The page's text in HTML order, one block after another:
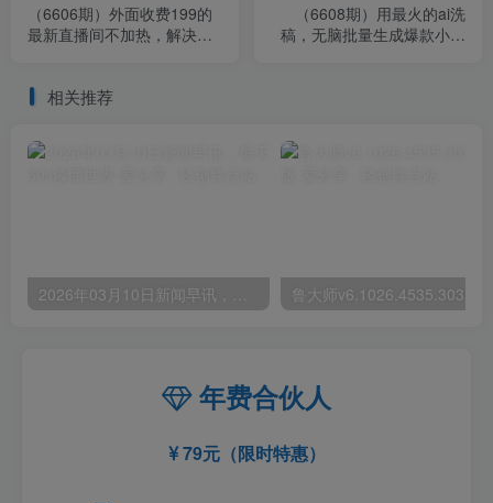
（6606期）外面收费199的
最新直播间不加热，解决直
（6608期）用最火的ai洗
稿，无脑批量生成爆款小红
相关推荐
年费合伙人
79元（限时特惠）